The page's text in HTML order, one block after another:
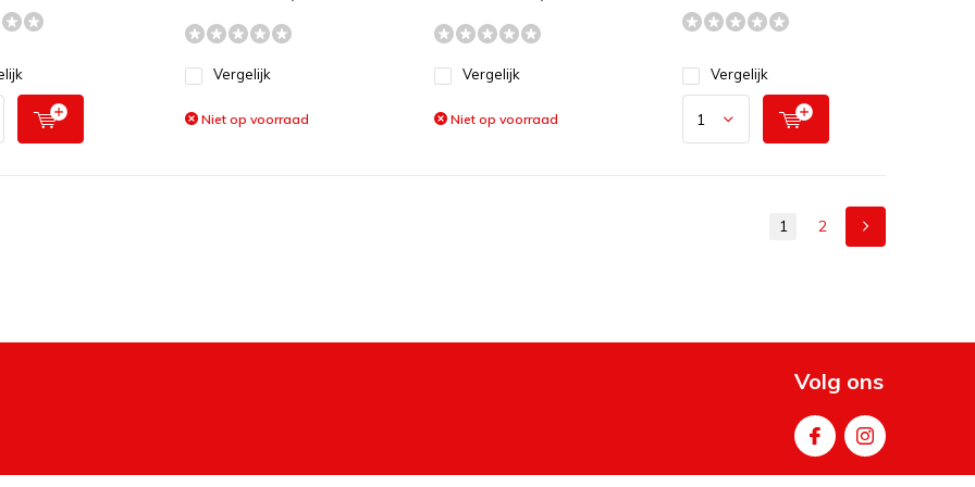
Vergelijk
Niet op voorraad
Vergelijk
Niet op voorraad
Vergelijk
1 2
Volg ons